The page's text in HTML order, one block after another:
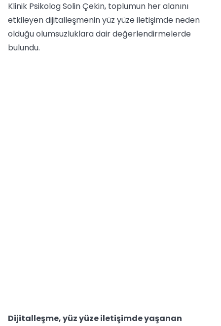
Klinik Psikolog Solin Çekin, toplumun her alanını
etkileyen dijitalleşmenin yüz yüze iletişimde neden
olduğu olumsuzluklara dair değerlendirmelerde
bulundu.
Dijitalleşme, yüz yüze iletişimde yaşanan